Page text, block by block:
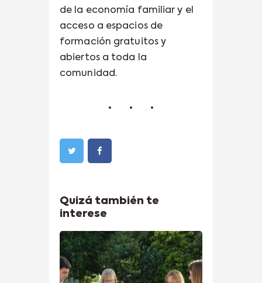
de la economía familiar y el
acceso a espacios de
formación gratuitos y
abiertos a toda la
comunidad.
Quizá también te
interese